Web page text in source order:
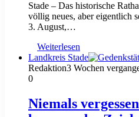
Stade – Das historische
völlig neues, aber eigentlich
3. August,…
Weiterlesen
Landkreis Stade
Redaktion3 Wochen
0
Niemals